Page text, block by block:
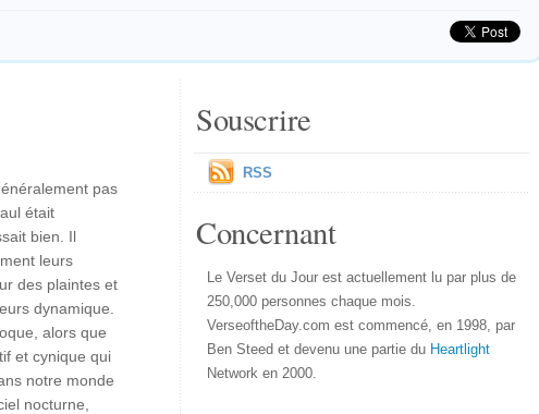
pas
était
bien. Il
leurs
des plaintes et
dynamique.
alors que
et cynique qui
notre monde
nocturne,
Souscrire
RSS
Concernant
Le Verset du Jour est actuellement lu par plus de
250,000 personnes chaque mois.
VerseoftheDay.com est commencé, en 1998, par
Ben Steed et devenu une partie du Heartlight
Network en 2000.